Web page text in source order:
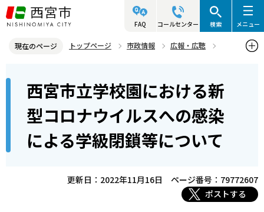
こ
の
ジ
す
FAQ コールセンター 検索 メニュー
現在のページ トップページ 市政情報
広報・広聴
西宮市立学校園における新型コロナウイルスへの感染による学級閉鎖
等について
ら
西宮市立学校園における新
型コロナウイルスへの感染
による学級閉鎖等について
更新日：2022年11月16日
ページ番号：79772607
ポストする